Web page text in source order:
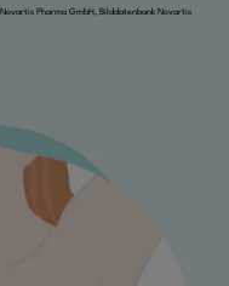
Novartis Pharma GmbH, Bilddatenbank Novartis